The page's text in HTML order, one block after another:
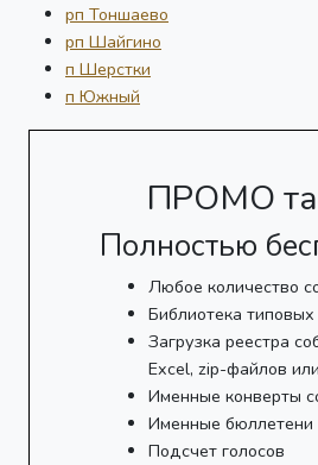
рп Тоншаево
рп Шайгино
п Шерстки
п Южный
ПРОМО
Полностью
Любое количество
Библиотека
Загрузка реестра
Excel, zip-файлов
Именные конверты
Именные бюллетени
Подсчет голосов